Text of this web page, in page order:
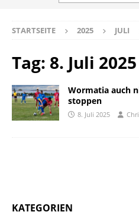
STARTSEITE 2025 JULI
Tag: 8. Juli 2025
Wormatia auch
stoppen
8. Juli 2025
KATEGORIEN